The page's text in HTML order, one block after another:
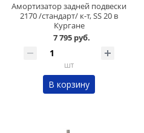
Амортизатор задней подвески
2170 /стандарт/ к-т, SS 20 в
Кургане
7 795 руб.
шт
В корзину